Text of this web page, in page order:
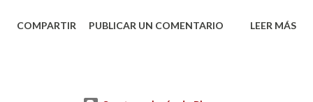
muestra de su respaldo firme y decidido al campo, la
COMPARTIR PUBLICAR UN COMENTARIO LEER MÁS